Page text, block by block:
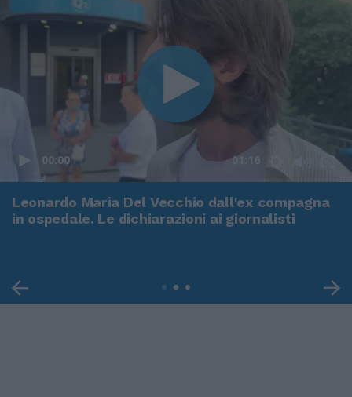
00:00 01:16
Leonardo Maria Del Vecchio dall'ex compagna
in ospedale. Le dichiarazioni ai giornalisti